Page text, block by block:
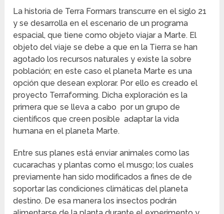
La historia de Terra Formars transcurre en el siglo 21
y se desarrolla en el escenario de un programa
espacial, que tiene como objeto viajar a Marte. El
objeto del viaje se debe a que en la Tierra se han
agotado los recursos naturales y existe la sobre
población; en este caso el planeta Marte es una
opción que desean explorar. Por ello es creado el
proyecto Terraforming. Dicha exploración es la
primera que se lleva a cabo por un grupo de
científicos que creen posible adaptar la vida
humana en el planeta Marte.
Entre sus planes está enviar animales como las
cucarachas y plantas como el musgo; los cuales
previamente han sido modificados a fines de de
soportar las condiciones climáticas del planeta
destino. De esa manera los insectos podrán